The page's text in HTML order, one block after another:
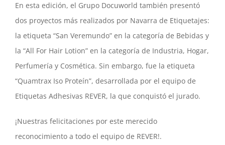
En esta edición, el Grupo Docuworld también presentó
dos proyectos más realizados por Navarra de Etiquetajes:
la etiqueta “San Veremundo” en la categoría de Bebidas y
la “All For Hair Lotion” en la categoría de Industria, Hogar,
Perfumería y Cosmética. Sin embargo, fue la etiqueta
“Quamtrax Iso Proteín”, desarrollada por el equipo de
Etiquetas Adhesivas REVER, la que conquistó el jurado.
¡Nuestras felicitaciones por este merecido
reconocimiento a todo el equipo de REVER!.